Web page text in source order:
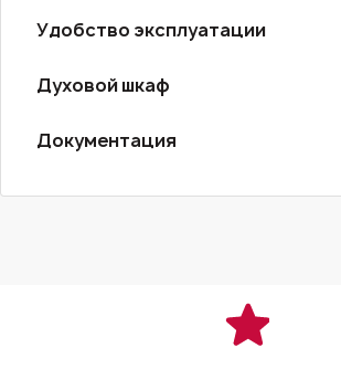
Удобство эксплуатации
Духовой шкаф
Документация